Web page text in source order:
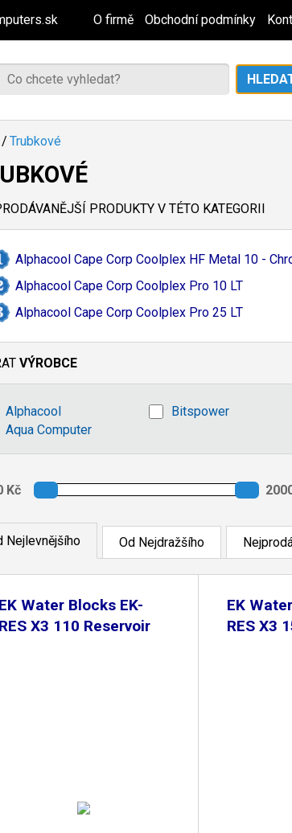
O firmě Obchodní podmínky
/ Trubkové
PRODUKTY V TÉTO KATEGORII
Alphacool Cape Corp Coolplex HF Metal 10 -
Alphacool Cape Corp Coolplex Pro 10 LT
Alphacool Cape Corp Coolplex Pro 25 LT
VÝROBCE
Alphacool Bitspower
Aqua Computer
Nejlevnějšího Od Nejdražšího
EK Water Blocks EK-
RES X3 110 Reservoir
EK
RES X3